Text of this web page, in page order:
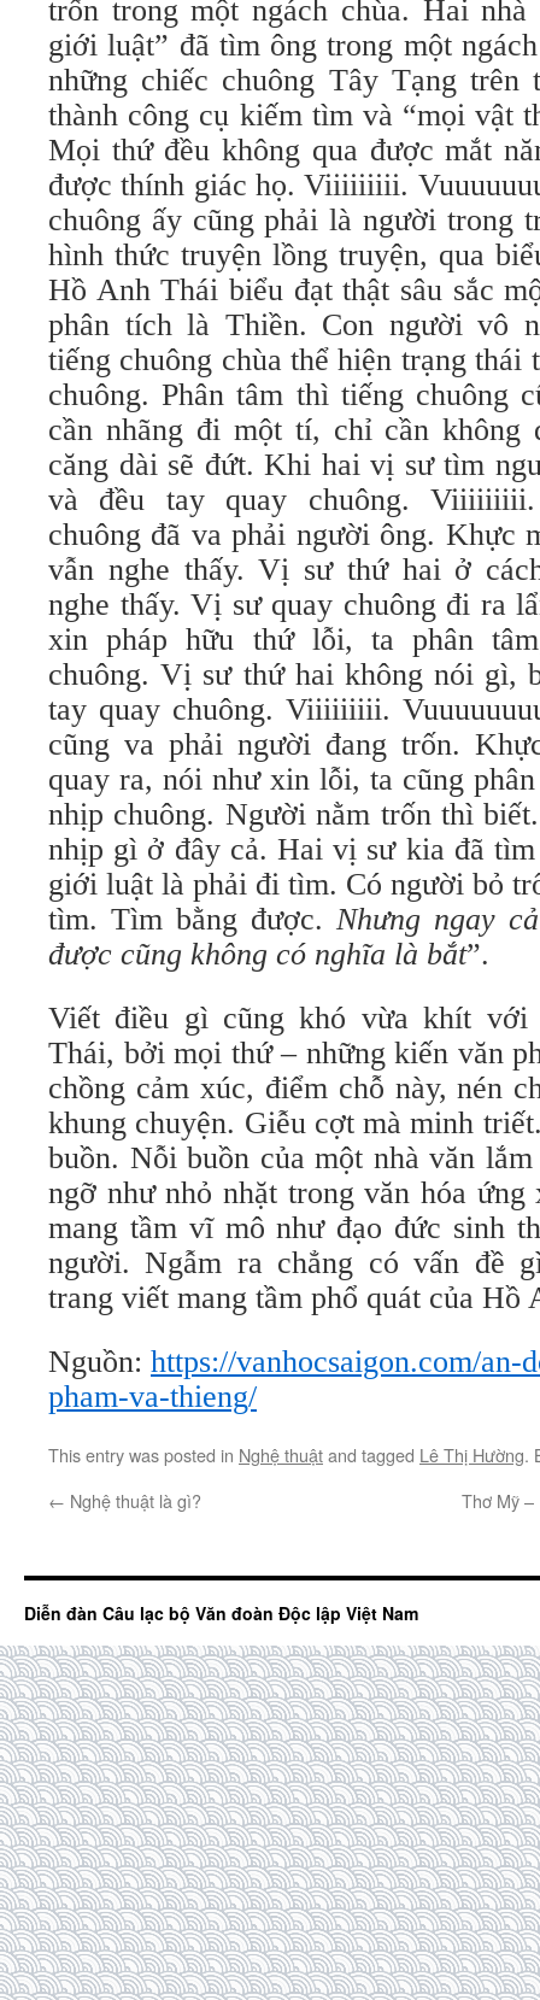
trốn trong một ngách chùa. Hai
giới luật” đã tìm ông trong một
những chiếc chuông Tây Tạng trên
thành công cụ kiếm tìm và “mọi vật
Mọi thứ đều không qua được mắt
được thính giác họ. Viiiiiiiii.
chuông ấy cũng phải là người trong
hình thức truyện lồng truyện, qua
Hồ Anh Thái biểu đạt thật sâu sắc
phân tích là Thiền. Con người vô
tiếng chuông chùa thể hiện trạng
chuông. Phân tâm thì tiếng chuông
cần nhãng đi một tí, chỉ cần không
căng dài sẽ đứt. Khi hai vị sư tìm
và đều tay quay chuông. Viiiiiiiii.
chuông đã va phải người ông. Khực
vẫn nghe thấy. Vị sư thứ hai ở
nghe thấy. Vị sư quay chuông đi ra
xin pháp hữu thứ lỗi, ta phân
chuông. Vị sư thứ hai không nói gì,
tay quay chuông. Viiiiiiiii.
cũng va phải người đang trốn.
quay ra, nói như xin lỗi, ta cũng
nhịp chuông. Người nằm trốn thì
nhịp gì ở đây cả. Hai vị sư kia đã
giới luật là phải đi tìm. Có người bỏ
tìm. Tìm bằng được. Nhưng ngay
được cũng không có nghĩa là bắt”.
Viết điều gì cũng khó vừa khít với
Thái, bởi mọi thứ – những kiến văn
chồng cảm xúc, điểm chỗ này, nén
khung chuyện. Giễu cợt mà minh
buồn. Nỗi buồn của một nhà văn
ngỡ như nhỏ nhặt trong văn hóa ứng
mang tầm vĩ mô như đạo đức sinh
người. Ngẫm ra chẳng có vấn đề
trang viết mang tầm phổ quát của Hồ
Nguồn: https://vanhocsaigon.com/an-
pham-va-thieng/
This entry was posted in Nghệ thuậtand tagged Lê Thị Hường.
← Nghệ thuật là gì? Thơ Mỹ –
Diễn đàn Câu lạc bộ Văn đoàn Độc lập Việt Nam